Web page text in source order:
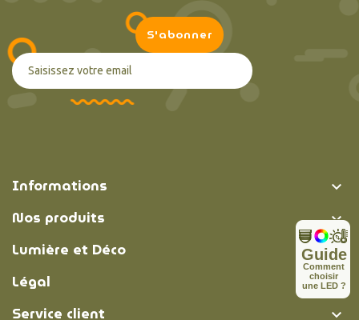
Informations 
Nos produits 
Lumière et Déco 
Légal 
Service client 
Comment
choisir
une LED ?
Guide